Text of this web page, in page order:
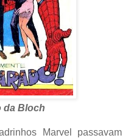
da Bloch
Marvel passavam